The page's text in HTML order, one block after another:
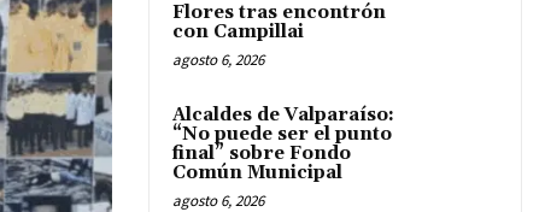
Flores tras encontrón
con Campillai
agosto 6, 2026
Alcaldes de Valparaíso:
“No puede ser el punto
final” sobre Fondo
Común Municipal
agosto 6, 2026